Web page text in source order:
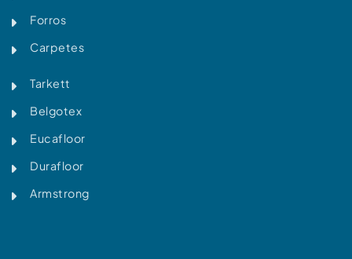
Forros
Carpetes
Tarkett
Belgotex
Eucafloor
Durafloor
Armstrong